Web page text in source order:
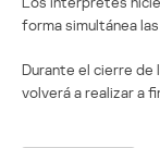
forma simultánea
Durante el cierre de
volverá a realizar a